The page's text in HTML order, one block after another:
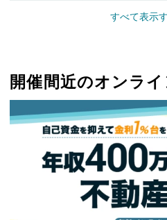
すべて表示
開催間近のオンラ